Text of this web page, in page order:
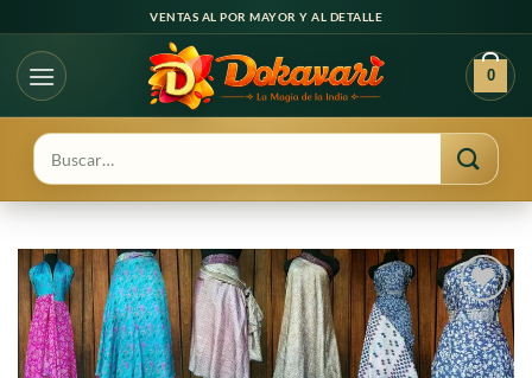
contenido
VENTAS AL POR MAYOR Y AL DETALLE
0
Buscar
por:
Agregar
a
favoritos